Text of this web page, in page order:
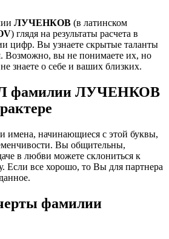
ЛУЧЕНКОВ (в латинском
) глядя на результаты расчета в
цифр. Вы узнаете скрытые таланты
Возможно, вы не понимаете их, но
знаете о себе и ваших близких.
Л фамилии ЛУЧЕНКОВ
имена, начинающиеся с этой буквы,
Вы общительны,
в любви можете склониться к
Если все хорошо, то Вы для партнера
фамилии